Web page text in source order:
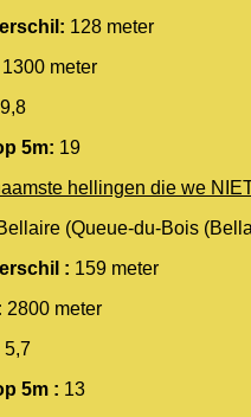
128 meter
1300 meter
9,8
5m: 19
hellingen die we
(Queue-du-Bois
: 159 meter
2800 meter
5,7
5m : 13